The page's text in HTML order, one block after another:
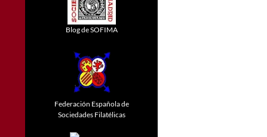
Blog de SOFIMA
Federación Española de
Sociedades Filatélicas